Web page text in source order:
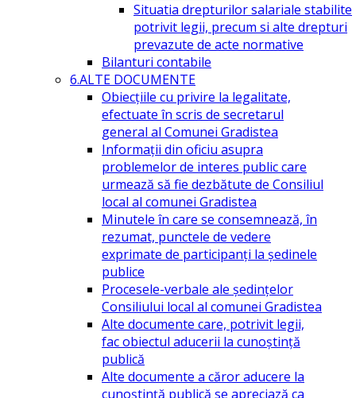
Situatia drepturilor salariale stabilite
potrivit legii, precum si alte drepturi
prevazute de acte normative
Bilanturi contabile
6.ALTE DOCUMENTE
Obiecțiile cu privire la legalitate,
efectuate în scris de secretarul
general al Comunei Gradistea
Informații din oficiu asupra
problemelor de interes public care
urmează să fie dezbătute de Consiliul
local al comunei Gradistea
Minutele în care se consemnează, în
rezumat, punctele de vedere
exprimate de participanți la ședinele
publice
Procesele-verbale ale ședințelor
Consiliului local al comunei Gradistea
Alte documente care, potrivit legii,
fac obiectul aducerii la cunoștință
publică
Alte documente a căror aducere la
cunoștință publică se apreciază ca